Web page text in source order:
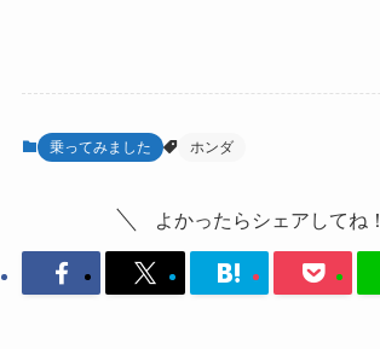
乗ってみました ホンダ
よかったらシェアしてね！